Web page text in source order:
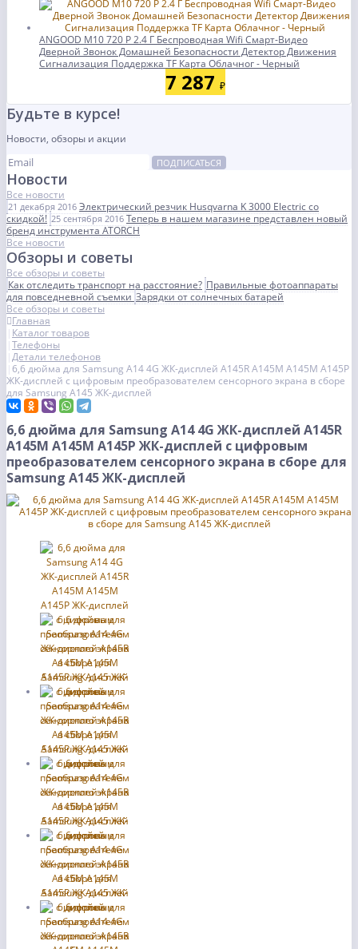
ANGOOD M10 720 P 2.4 Г Беспроводная Wifi Смарт-Видео
Дверной Звонок Домашней Безопасности Детектор Движения
Сигнализация Поддержка TF Карта Облачног - Черный
7 287 ₽
Будьте в курсе!
Новости, обзоры и акции
ПОДПИСАТЬСЯ
Новости
Все новости
21 декабря 2016 Электрический резчик Husqvarna K 3000 Electric со
скидкой! 25 сентября 2016 Теперь в нашем магазине представлен новый
бренд инструмента ATORCH
Все новости
Обзоры и советы
Все обзоры и советы
Как отследить транспорт на расстояние? Правильные фотоаппараты
для повседневной съемкиЗарядки от солнечных батарей
Все обзоры и советы
Главная
Каталог товаров
Телефоны
Детали телефонов
6,6 дюйма для Samsung A14 4G ЖК-дисплей A145R A145M A145M A145P
ЖК-дисплей с цифровым преобразователем сенсорного экрана в сборе
для Samsung A145 ЖК-дисплей
6,6 дюйма для Samsung A14 4G ЖК-дисплей A145R
A145M A145M A145P ЖК-дисплей с цифровым
преобразователем сенсорного экрана в сборе для
Samsung A145 ЖК-дисплей